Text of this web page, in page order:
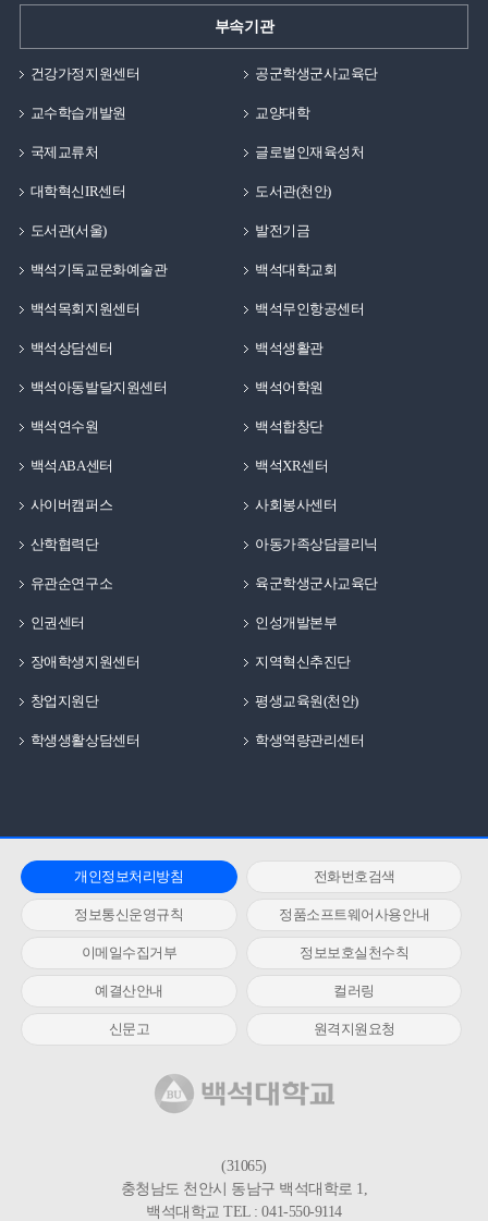
부속기관
건강가정지원센터 공군학생군사교육단
교수학습개발원 교양대학
국제교류처 글로벌인재육성처
대학혁신IR센터 도서관(천안)
도서관(서울) 발전기금
백석기독교문화예술관 백석대학교회
백석목회지원센터 백석무인항공센터
백석상담센터 백석생활관
백석아동발달지원센터 백석어학원
백석연수원 백석합창단
백석ABA센터 백석XR센터
사이버캠퍼스 사회봉사센터
산학협력단 아동가족상담클리닉
유관순연구소 육군학생군사교육단
인권센터 인성개발본부
장애학생지원센터 지역혁신추진단
창업지원단 평생교육원(천안)
학생생활상담센터 학생역량관리센터
개인정보처리방침 전화번호검색
정보통신운영규칙 정품소프트웨어사용안내
이메일수집거부 정보보호실천수칙
예결산안내 컬러링
신문고 원격지원요청
(31065)
충청남도 천안시 동남구 백석대학로 1,
백석대학교 TEL : 041-550-9114